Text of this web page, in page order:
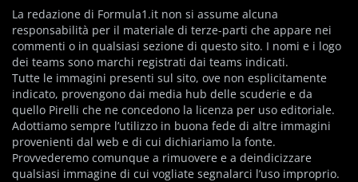
La redazione di Formula1.it non si assume alcuna
responsabilità per il materiale di terze-parti che appare nei
commenti o in qualsiasi sezione di questo sito. I nomi e i logo
dei teams sono marchi registrati dai teams indicati.
Tutte le immagini presenti sul sito, ove non esplicitamente
indicato, provengono dai media hub delle scuderie e da
quello Pirelli che ne concedono la licenza per uso editoriale.
Adottiamo sempre l’utilizzo in buona fede di altre immagini
provenienti dal web e di cui dichiariamo la fonte.
Provvederemo comunque a rimuovere e a deindicizzare
qualsiasi immagine di cui vogliate segnalarci l’uso improprio.